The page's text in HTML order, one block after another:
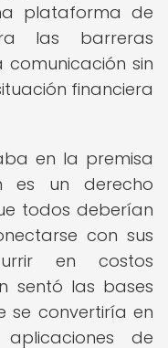
plataforma de
las barreras
sin
financiera
en la premisa
es un derecho
todos deberían
con sus
en costos
sentó las bases
se convertiría en
de